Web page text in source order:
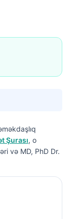
Şurası, o
və MD, PhD Dr.